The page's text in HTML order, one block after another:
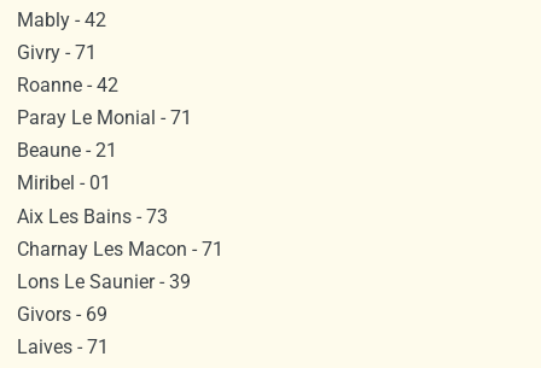
Mably - 42
Givry - 71
Roanne - 42
Paray Le Monial - 71
Beaune - 21
Miribel - 01
Aix Les Bains - 73
Charnay Les Macon - 71
Lons Le Saunier - 39
Givors - 69
Laives - 71